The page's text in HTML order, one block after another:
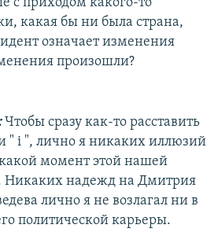
какая бы ни была страна,
означает изменения
произошли?
Чтобы сразу как-то расставить
" i ", лично я никаких иллюзий
момент этой нашей
Никаких надежд на Дмитрия
лично я не возлагал ни в
политической карьеры.